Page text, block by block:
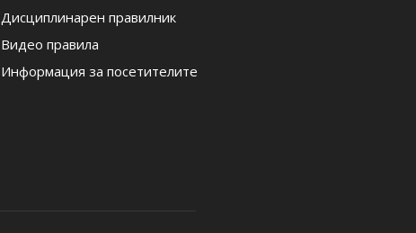
Дисциплинарен правилник
Видео правила
Информация за посетителите